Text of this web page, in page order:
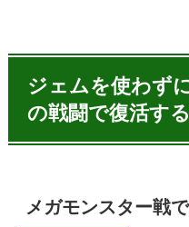
ジェムを使わず
の戦闘で復活す
メガモンスター戦